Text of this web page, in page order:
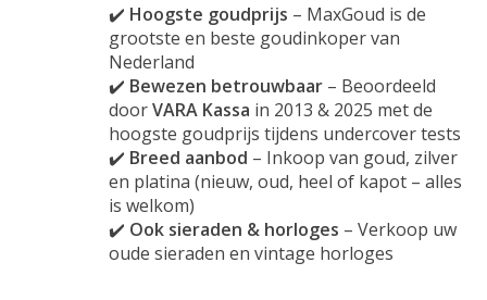
✔️ Hoogste goudprijs – MaxGoud is de
grootste en beste goudinkoper van
Nederland
✔️ Bewezen betrouwbaar – Beoordeeld
doorVARA Kassa in 2013 & 2025 met de
hoogste goudprijs tijdens undercover tests
✔️ Breed aanbod – Inkoop van goud, zilver
en platina (nieuw, oud, heel of kapot – alles
is welkom)
✔️ Ook sieraden & horloges – Verkoop uw
oude sieraden en vintage horloges